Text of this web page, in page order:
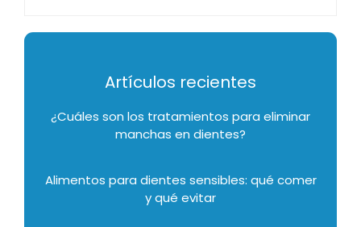
Artículos recientes
¿Cuáles son los tratamientos para eliminar
manchas en dientes?
Alimentos para dientes sensibles: qué comer
y qué evitar